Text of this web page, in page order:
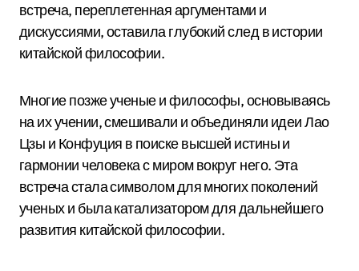
встреча, переплетенная аргументами и
дискуссиями, оставила глубокий след в истории
китайской философии.
Многие позже ученые и философы, основываясь
на их учении, смешивали и объединяли идеи Лао
Цзы и Конфуция в поиске высшей истины и
гармонии человека с миром вокруг него. Эта
встреча стала символом для многих поколений
ученых и была катализатором для дальнейшего
развития китайской философии.